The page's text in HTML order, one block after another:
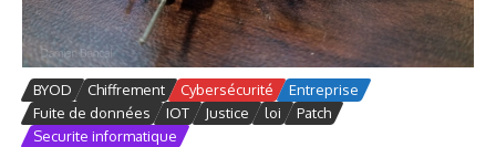
BYOD Chiffrement Cybersécurité
Entreprise
Fuite de données
IOT Justice loi
Patch
Securite informatique